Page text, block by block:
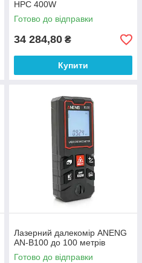
HPC 400W
Готово до відправки
34 284,80 ₴
Купити
Лазерний далекомір ANENG
AN-B100 до 100 метрів
Готово до відправки